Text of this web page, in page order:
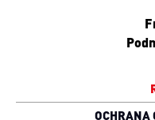
OCHRANA